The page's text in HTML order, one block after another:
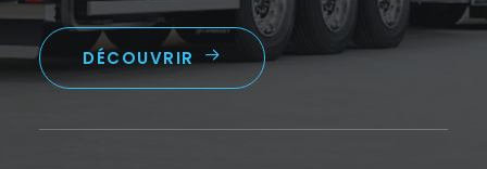
DÉCOUVRIR